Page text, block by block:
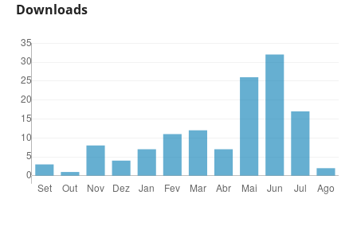
Downloads